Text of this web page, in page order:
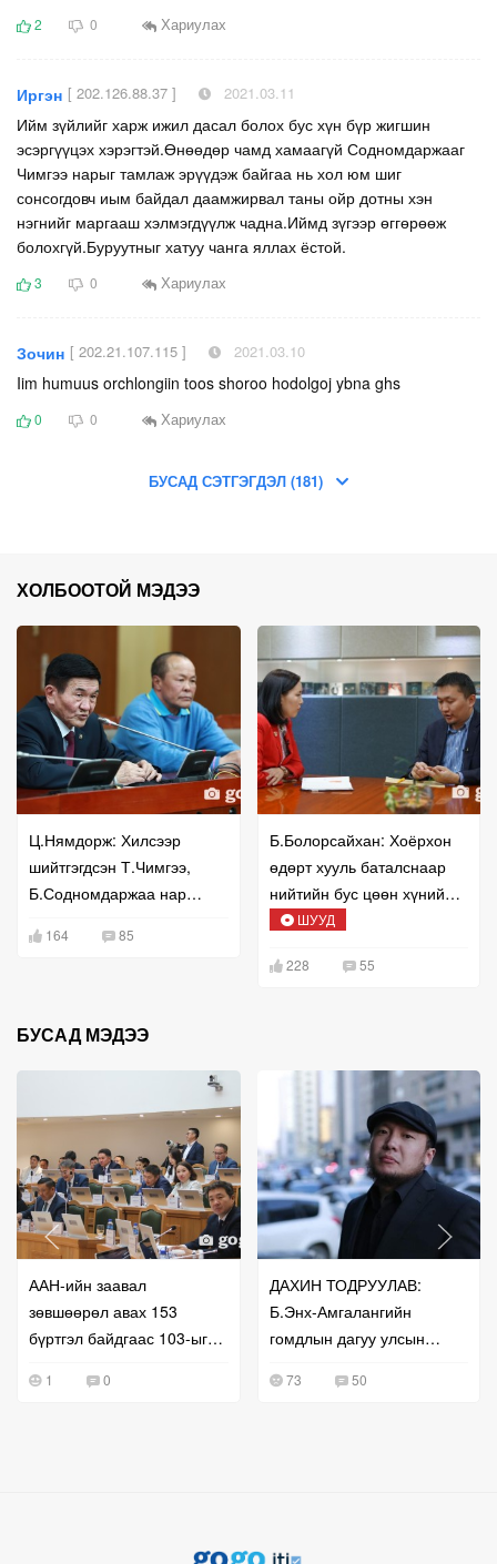
2 0 Хариулах
Иргэн [ 202.126.88.37 ] 2021.03.11
Ийм зүйлийг харж ижил дасал болох бус хүн бүр жигшин
эсэргүүцэх хэрэгтэй.Өнөөдөр чамд хамаагүй Содномдаржааг
Чимгээ нарыг тамлаж эрүүдэж байгаа нь хол юм шиг
сонсогдовч иым байдал даамжирвал таны ойр дотны хэн
нэгнийг маргааш хэлмэгдүүлж чадна.Иймд зүгээр өггөрөөж
болохгүй.Буруутныг хатуу чанга яллах ёстой.
3 0 Хариулах
Зочин [ 202.21.107.115 ] 2021.03.10
Iim humuus orchlongiin toos shoroo hodolgoj ybna ghs
0 0 Хариулах
БУСАД СЭТГЭГДЭЛ (181)
ХОЛБООТОЙ МЭДЭЭ
Ц.Нямдорж: Хилсээр
шийтгэгдсэн Т.Чимгээ,
Б.Содномдаржаа нар
хуулийн байгууллагад
164 85
Б.Болорсайхан: Хоёрхон
өдөрт хууль баталснаар
нийтийн бус цөөн хүний
эрх ашгийг л хамгааллаа
ШУУД
228 55
БУСАД МЭДЭЭ
ААН-ийн заавал
зөвшөөрөл авах 153
бүртгэл байдгаас 103-ыг
1 0
ДАХИН ТОДРУУЛАВ:
Б.Энх-Амгалангийн
гомдлын дагуу улсын
өгчээ
73 50